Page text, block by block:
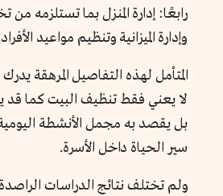
رابعًا: إدارة المنزل بما تستلزمه
وإدارة الميزانية وتنظيم مواعيد
المتأمل لهذه التفاصيل المرهقة يدرك
لا يعني فقط تنظيف البيت كما قد
بل يقصد به مجمل الأنشطة
سير الحياة داخل الأسرة.
ولم تختلف نتائج الدراسات